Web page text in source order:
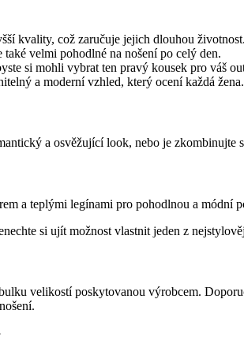
kvality, což zaručuje jejich dlouhou životnost.
velmi pohodlné na nošení po celý den.
si mohli vybrat ten pravý kousek pro váš
a moderní vzhled, který ocení každá žena.
a osvěžující look, nebo je zkombinujte
a teplými legínami pro pohodlnou a módní
si ujít možnost vlastnit jeden z
velikostí poskytovanou výrobcem.